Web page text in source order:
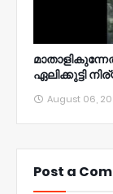
ഏലിക്കുട്ടി
August 06,
Post a